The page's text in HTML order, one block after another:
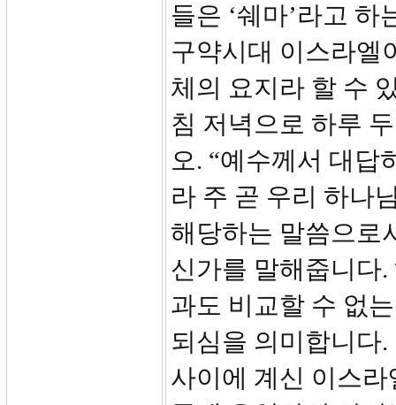
들은 ‘쉐마’라고 하
구약시대 이스라엘
체의 요지라 할 수
침 저녁으로 하루
오. “예수께서 대답
라 주 곧 우리 하나
해당하는 말씀으로
신가를 말해줍니다
과도 비교할 수 없
되심을 의미합니다
사이에 계신 이스